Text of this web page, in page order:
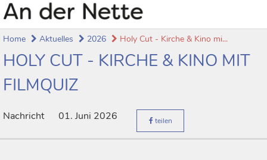
Home Aktuelles 2026 Holy Cut - Kirche & Kino mi...
HOLY CUT - KIRCHE & KINO MIT
FILMQUIZ
Nachricht 01. Juni 2026 teilen